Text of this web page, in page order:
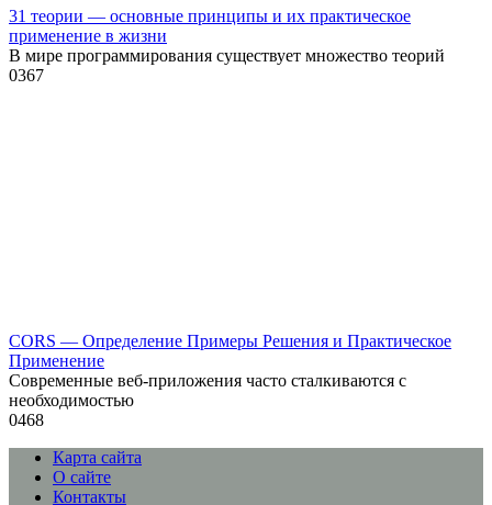
31 теории — основные принципы и их практическое
применение в жизни
В мире программирования существует множество теорий
0367
CORS — Определение Примеры Решения и Практическое
Применение
Современные веб-приложения часто сталкиваются с
необходимостью
0468
Карта сайта
О сайте
Контакты